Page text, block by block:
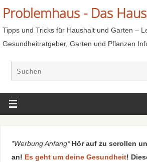
Problemhaus - Das
Tipps und Tricks für Haushalt und Garten –
Gesundheitratgeber, Garten und Pflanzen
*Werbung Anfang* Hör auf zu scrollen
an! Es geht um deine Gesundheit!